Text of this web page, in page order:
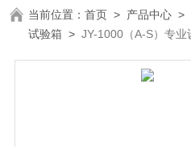
当前位置：首页 > 产品中心 >
试验箱 >JY-1000（A-S）专业